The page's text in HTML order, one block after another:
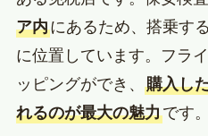
ア内にあるため、搭乗す
に位置しています。フラ
ッピングができ、 購入し
れるのが最大の魅力です。